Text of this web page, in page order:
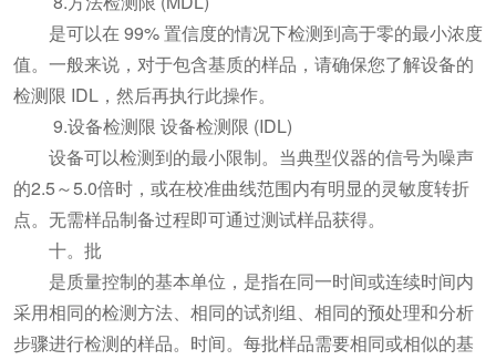
是可以在 99% 置信度的情况下检测到高于零的最小浓度
值。一般来说，对于包含基质的样品，请确保您了解设备的
检测限 IDL，然后再执行此操作。
9.设备检测限 设备检测限 (IDL)
设备可以检测到的最小限制。当典型仪器的信号为噪声
的2.5～5.0倍时，或在校准曲线范围内有明显的灵敏度转折
点。无需样品制备过程即可通过测试样品获得。
十。批
是质量控制的基本单位，是指在同一时间或连续时间内
采用相同的检测方法、相同的试剂组、相同的预处理和分析
步骤进行检测的样品。时间。每批样品需要相同或相似的基